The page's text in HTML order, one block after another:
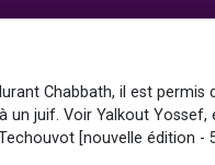
Chabbath, il est permis
un juif. Voir Yalkout Yossef,
[nouvelle édition -